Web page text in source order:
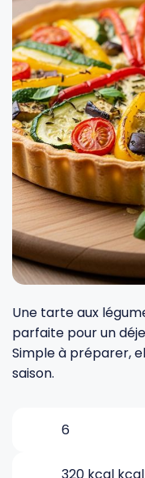
Fourches et
Écumoires
Baguettes
Pilons
Presse-agrumes
Pinceaux
Râteaux
Rouleaux
Couteaux à fromage
Couteaux à huîtres
Couteaux à pain
Couteaux filet de sole
Couteaux tranchelard
Éplucheurs et zesteurs
Évideurs
Couteaux de poche
Plats et plaques
Moules
Cercles à tarte
Couvercles
Manches et poignées
Nogent
Opinel
De Buyer
Cristel
Tefal
SIF Unis
Pyrex
Une tarte aux
parfaite pour un
Simple à préparer,
saison.
6